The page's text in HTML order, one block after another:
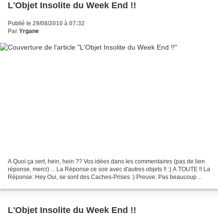
L'Objet Insolite du Week End !!
Publié le 29/08/2010 à 07:32
Par Yrgane
A Quoi ça sert, hein, hein ?? Vos idées dans les commentaires (pas de lien
réponse, merci) ... La Réponse ce soir avec d'autres objets !! :) A TOUTE !! La
Réponse: Hey Oui, se sont des Caches-Prises :) Preuve: Pas beaucoup
L'Objet Insolite du Week End !!